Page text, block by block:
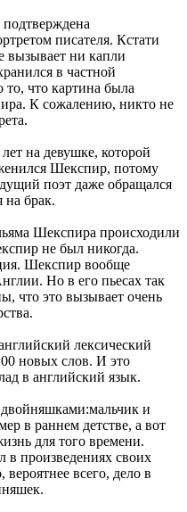
писателя. Кстати
вызывает ни капли
в частной
то, что картина была
К сожалению, никто не
на девушке, которой
Шекспир, потому
поэт даже обращался
на брак.
Шекспира происходили
не был никогда.
Шекспир вообще
Но в его пьесах так
что это вызывает очень
лексический
новых слов. И это
в английский язык.
и
в раннем детстве, а вот
для того времени.
в произведениях своих
всего, дело в